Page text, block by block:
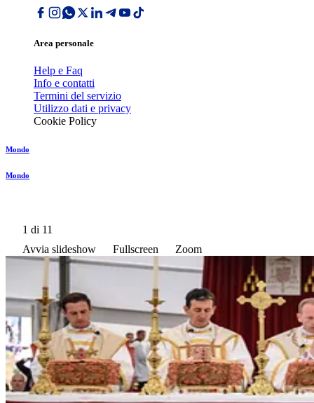
Area personale
Help e Faq
Info e contatti
Termini del servizio
Utilizzo dati e privacy
Cookie Policy
Mondo
Mondo
1 di 11
Avvia slideshow
Fullscreen Zoom